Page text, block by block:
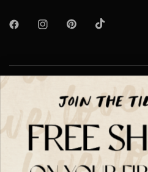
Über TILTIL
Help